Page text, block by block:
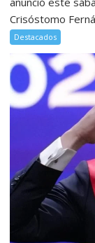
Crisóstomo
Destacados